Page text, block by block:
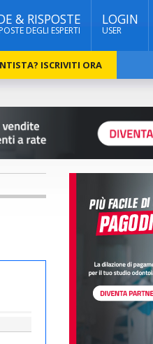
& RISPOSTE
DEGLI ESPERTI
LOGIN
USER
ISCRIVITI ORA